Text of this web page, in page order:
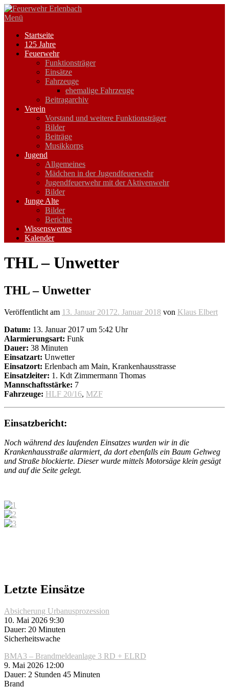
Zum
Inhalt
Menü
Startseite
125 Jahre
Feuerwehr
Funktionsträger
Einsätze
Fahrzeuge
ehemalige Fahrzeuge
Beitragarchiv
Verein
Vorstand und weitere Funktionsträger
Bilder
Beiträge
Musikkorps
Jugend
Allgemeines
Mädchen in der Jugendfeuerwehr
Jugendfeuerwehr mit der Aktivenwehr
Bilder
Junge Alte
Bilder
Berichte
Wissenswertes
Kalender
THL – Unwetter
THL – Unwetter
Veröffentlicht am 13. Januar 20172. Januar 2018 von Klaus Elbert
Datum: 13. Januar 2017 um 5:42 Uhr
Alarmierungsart: Funk
Dauer: 38 Minuten
Einsatzart: Unwetter
Einsatzort: Erlenbach am Main, Krankenhausstrasse
Einsatzleiter: 1. Kdt Zimmermann Thomas
Mannschaftsstärke: 7
Fahrzeuge: HLF 20/16, MZF
Einsatzbericht:
Noch während des laufenden Einsatzes wurden wir in die
Krankenhausstraße alarmiert, da dort ebenfalls ein Baum Gehweg
und Straße blockierte. Dieser wurde mittels Motorsäge klein gesägt
und auf die Seite gelegt.
Letzte Einsätze
Absicherung Urbanusprozession
10. Mai 2026 9:30
Dauer: 20 Minuten
Sicherheitswache
BMA3 – Brandmeldeanlage 3 RD + ELRD
9. Mai 2026 12:00
Dauer: 2 Stunden 45 Minuten
Brand